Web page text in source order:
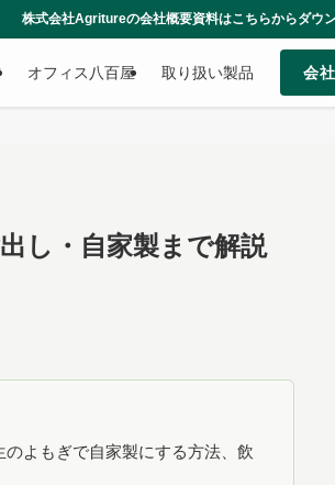
社概要資料はこちらからダウンロードできます
オフィス八百屋 取り扱い製品 会
し・自家製まで解説
よもぎで自家製にする方法、飲